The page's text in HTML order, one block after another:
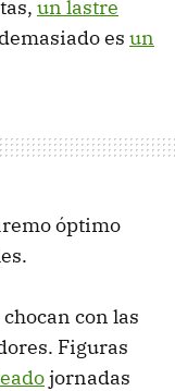
un lastre
es un
óptimo
con las
Figuras
jornadas